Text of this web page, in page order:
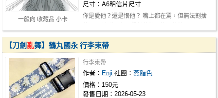
一般向 收藏品 小卡
尺寸：A6明信片尺寸
你是愛他？還是恨他？ 嘴上都在罵，但無法割捨
【刀劍 亂舞】鶴丸國永 行李束帶
行李束帶
作者： Enji 社團：燕脂色
價格：150元
發售日期：2026-05-23